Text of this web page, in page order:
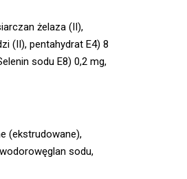
żelaza (II),
(II), pentahydrat E4) 8
sodu E8) 0,2 mg,
(ekstrudowane),
sodu,